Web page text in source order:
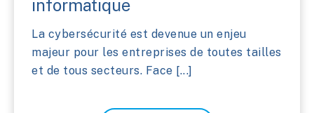
informatique
La cybersécurité est devenue un enjeu
majeur pour les entreprises de toutes tailles
et de tous secteurs. Face [...]